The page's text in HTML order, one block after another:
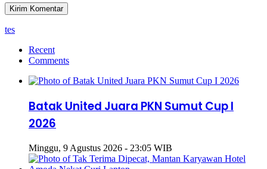
tes
Recent
Comments
Batak United Juara PKN Sumut Cup I
2026
Minggu, 9 Agustus 2026 - 23:05 WIB